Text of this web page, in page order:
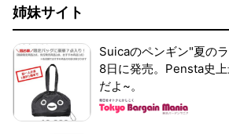
姉妹サイト
Suicaのペンギン"夏の
8日に発売。Pensta史
だよ~。